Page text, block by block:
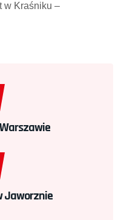
w Kraśniku –
Warszawie
Jaworznie